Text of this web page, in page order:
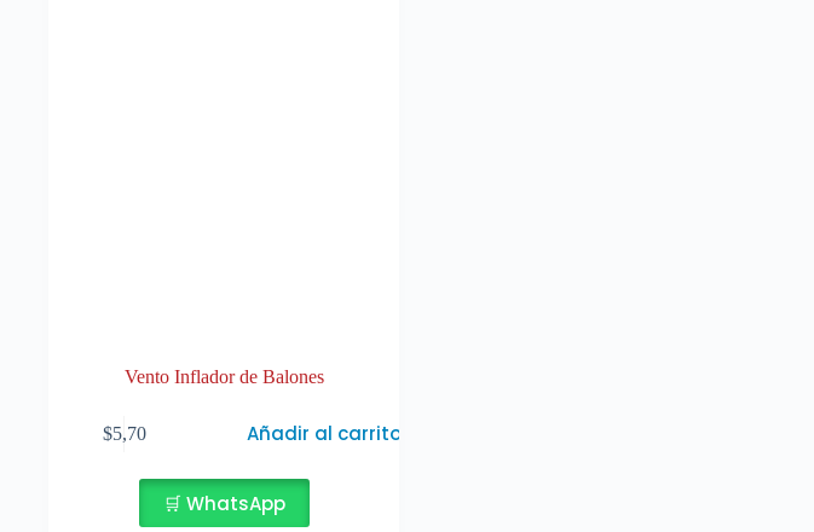
Vento Inflador de Balones
$5,70 Añadir al carrito
🛒 WhatsApp